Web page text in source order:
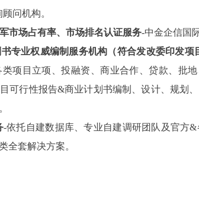
问机构。
市场占有率、市场排名认证服务-中金企信国
专业权威编制服务机构（符合发改委印发项
项目立项、投融资、商业合作、贷款、批
可行性报告&商业计划书编制、设计、规划
-依托自建数据库、专业自建调研团队及官方
全套解决方案。